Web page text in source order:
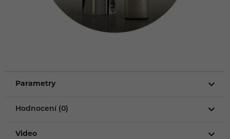
Parametry
Hodnocení (0)
Video